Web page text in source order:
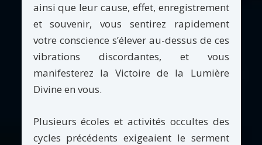
ainsi que leur cause, effet, enregistrement
et souvenir, vous sentirez rapidement
votre conscience s’élever au-dessus de ces
vibrations discordantes, et vous
manifesterez la Victoire de la Lumière
Divine en vous.
Plusieurs écoles et activités occultes des
cycles précédents exigeaient le serment